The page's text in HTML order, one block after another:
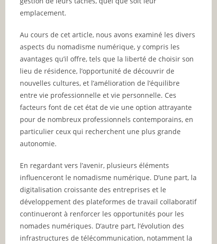
emplacement.
Au cours de cet article, nous avons examiné les divers
aspects du nomadisme numérique, y compris les
avantages qu’il offre, tels que la liberté de choisir son
lieu de résidence, l’opportunité de découvrir de
nouvelles cultures, et l’amélioration de l’équilibre
entre vie professionnelle et vie personnelle. Ces
facteurs font de cet état de vie une option attrayante
pour de nombreux professionnels contemporains, en
particulier ceux qui recherchent une plus grande
autonomie.
En regardant vers l’avenir, plusieurs éléments
influenceront le nomadisme numérique. D’une part, la
digitalisation croissante des entreprises et le
développement des plateformes de travail collaboratif
continueront à renforcer les opportunités pour les
nomades numériques. D’autre part, l’évolution des
infrastructures de télécommunication, notamment la